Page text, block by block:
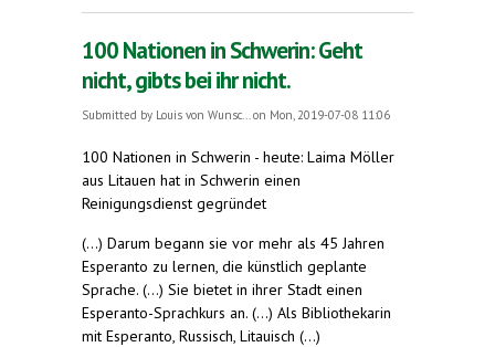
100 Nationen in Schwerin: Geht
nicht, gibts bei ihr nicht.
Submitted by Louis von Wunsc... on Mon, 2019-07-08 11:06
100 Nationen in Schwerin - heute: Laima Möller
aus Litauen hat in Schwerin einen
Reinigungsdienst gegründet
(...) Darum begann sie vor mehr als 45 Jahren
Esperanto zu lernen, die künstlich geplante
Sprache. (...) Sie bietet in ihrer Stadt einen
Esperanto-Sprachkurs an. (...) Als Bibliothekarin
mit Esperanto, Russisch, Litauisch (...)